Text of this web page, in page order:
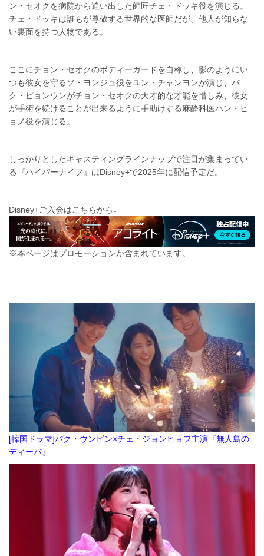
ン・セオクを病院から追い出した師匠チェ・ドッキ役を演じる。
チェ・ドッキは誰もが尊敬する世界的な医師だが、他人が知らな
い裏面を持つ人物である。
ここにチョン・セオクのボディーガードを自称し、影のようにい
つも彼女を守るソ・ヨンジュ役をユン・チャンヨンが演じ、パ
ク・ビョンウンがチョン・セオクの天才的な才能を惜しみ、彼女
が手術を続けることが出来るように手助けする麻酔科医ハン・ヒ
ョノ役を演じる。
しっかりとしたキャスティングラインナップで注目が集まってい
る『ハイパーナイフ』はDisney+で2025年に配信予定だ。
Disney+ご入会はこちらから↓
※本ページはプロモーションが含まれています。
[韓国ドラマ]パク・ウンビン×チェ・ジョンヒョプ主演『無人島の
ディーバ』